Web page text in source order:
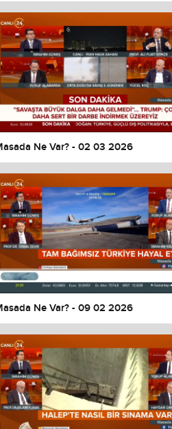
Ne Var? - 02 03 2026
Ne Var? - 09 02 2026